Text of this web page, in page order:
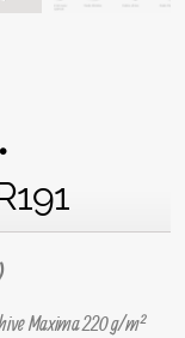
Maxima 220 g/m²